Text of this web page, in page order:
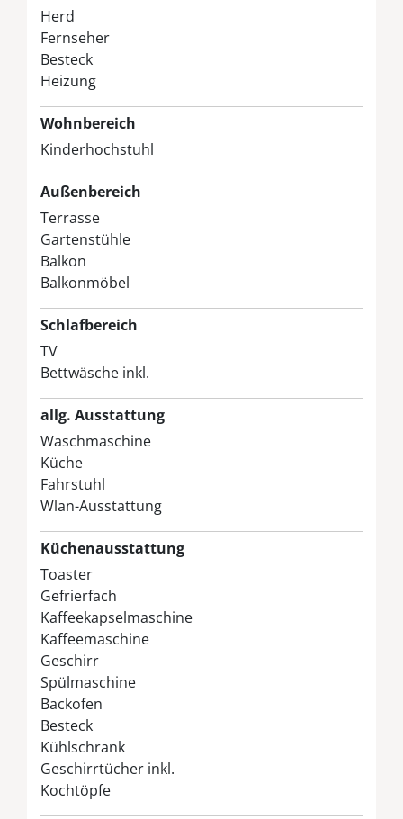
Herd
Fernseher
Besteck
Heizung
Wohnbereich
Kinderhochstuhl
Außenbereich
Terrasse
Gartenstühle
Balkon
Balkonmöbel
Schlafbereich
TV
Bettwäsche inkl.
allg. Ausstattung
Waschmaschine
Küche
Fahrstuhl
Wlan-Ausstattung
Küchenausstattung
Toaster
Gefrierfach
Kaffeekapselmaschine
Kaffeemaschine
Geschirr
Spülmaschine
Backofen
Besteck
Kühlschrank
Geschirrtücher inkl.
Kochtöpfe